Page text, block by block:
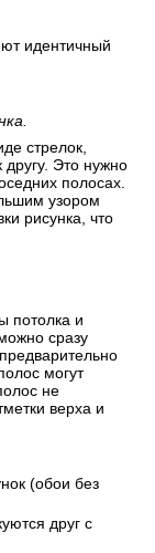
идентичный
стрелок,
Это нужно
полосах.
узором
рисунка, что
потолка и
сразу
могут
не
верха и
(обои без
друг с